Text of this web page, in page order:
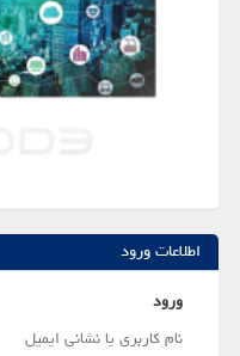
اطلاعات ورود
ورود
نام کاربری یا نشانی ایمیل